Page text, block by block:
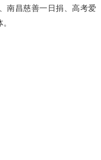
南昌慈善一日捐、高考爱